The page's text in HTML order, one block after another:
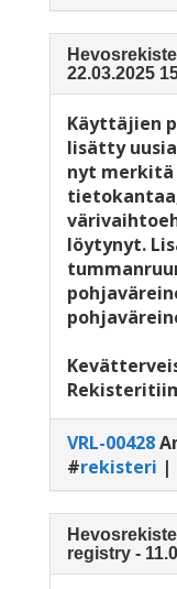
22.03.2025
Käyttäjien
lisätty
nyt merkitä
löytynyt.
VRL-00428
#rekisteri |
registry -